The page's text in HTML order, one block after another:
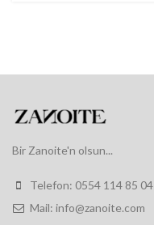
Bir Zanoite'n olsun...
Telefon: 0554 114 85 04
Mail: info@zanoite.com